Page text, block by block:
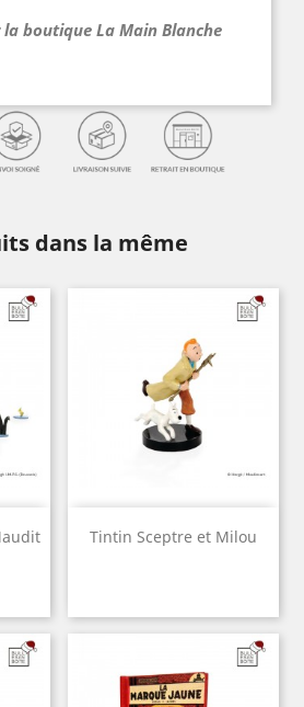
boutique La Main Blanche
dans la même
Tintin Sceptre et Milou